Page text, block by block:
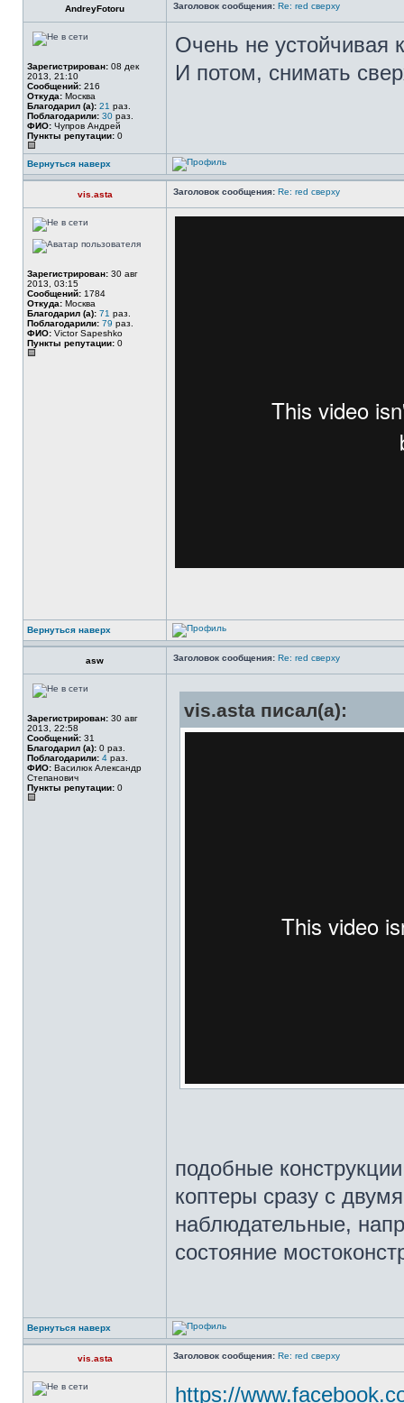
AndreyFotoru Заголовок сообщения: Re: red сверху
Зарегистрирован: 08 дек
2013, 21:10
Сообщений: 216
Откуда: Москва
Благодарил (а): 21 раз.
Поблагодарили: 30 раз.
ФИО: Чупров Андрей
Пункты репутации: 0
Очень не устойчивая
И потом, снимать
Вернуться наверх
vis.asta Заголовок сообщения: Re: red сверху
Зарегистрирован: 30 авг
2013, 03:15
Сообщений: 1784
Откуда: Москва
Благодарил (а): 71 раз.
Поблагодарили: 79 раз.
ФИО: Victor Sapeshko
Пункты репутации: 0
Вернуться наверх
asw Заголовок сообщения: Re: red сверху
Зарегистрирован: 30 авг
2013, 22:58
Сообщений: 31
Благодарил (а): 0 раз.
Поблагодарили: 4 раз.
ФИО: Василюк Александр
Степанович
Пункты репутации: 0
vis.asta писал(а):
подобные
коптеры сразу с
наблюдательные,
состояние
Вернуться наверх
vis.asta Заголовок сообщения: Re: red сверху
https://